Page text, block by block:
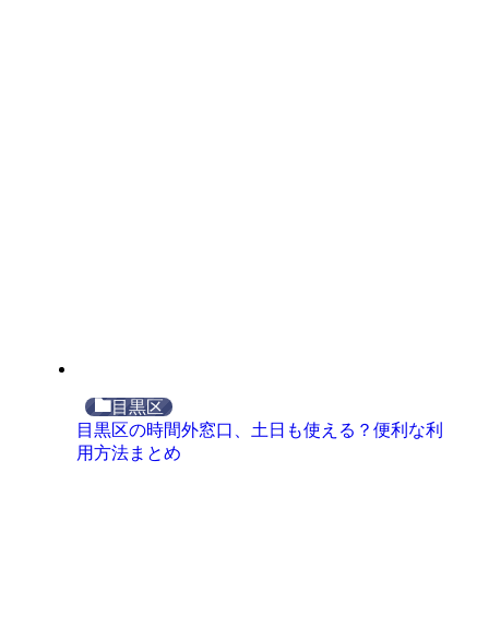
目黒区
目黒区の時間外窓口、土日も使える？便利な利
用方法まとめ